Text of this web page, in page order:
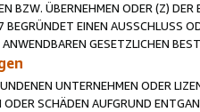
BZW. ÜBERNEHMEN ODER (Z)
EINEN AUSSCHLUSS
GESETZLICHEN
UNTERNEHMEN ODER
SCHÄDEN AUFGRUND